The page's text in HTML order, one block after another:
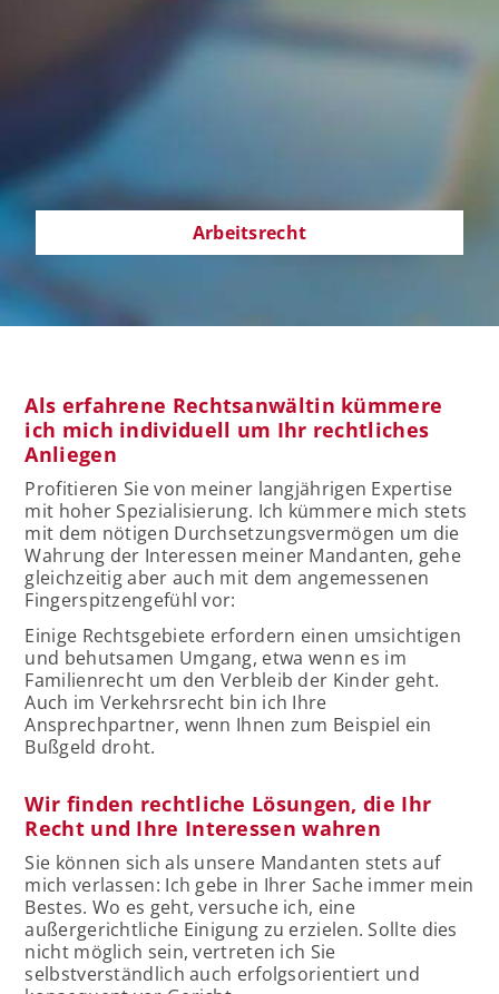
Arbeitsrecht
Als erfahrene Rechtsanwältin kümmere
ich mich individuell um Ihr rechtliches
Anliegen
Profitieren Sie von meiner langjährigen Expertise
mit hoher Spezialisierung. Ich kümmere mich stets
mit dem nötigen Durchsetzungsvermögen um die
Wahrung der Interessen meiner Mandanten, gehe
gleichzeitig aber auch mit dem angemessenen
Fingerspitzengefühl vor:
Einige Rechtsgebiete erfordern einen umsichtigen
und behutsamen Umgang, etwa wenn es im
Familienrecht um den Verbleib der Kinder geht.
Auch im Verkehrsrecht bin ich Ihre
Ansprechpartner, wenn Ihnen zum Beispiel ein
Bußgeld droht.
Wir finden rechtliche Lösungen, die Ihr
Recht und Ihre Interessen wahren
Sie können sich als unsere Mandanten stets auf
mich verlassen: Ich gebe in Ihrer Sache immer mein
Bestes. Wo es geht, versuche ich, eine
außergerichtliche Einigung zu erzielen. Sollte dies
nicht möglich sein, vertreten ich Sie
selbstverständlich auch erfolgsorientiert und